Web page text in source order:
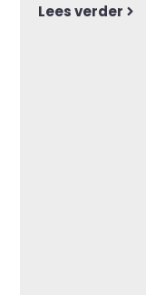
Lees verder